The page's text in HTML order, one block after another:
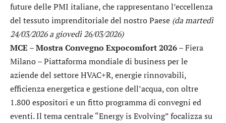
future delle PMI italiane, che rappresentano l’eccellenza
del tessuto imprenditoriale del nostro Paese (da martedì
24/03/2026 a giovedì 26/03/2026)
MCE – Mostra Convegno Expocomfort 2026– Fiera
Milano – Piattaforma mondiale di business per le
aziende del settore HVAC+R, energie rinnovabili,
efficienza energetica e gestione dell’acqua, con oltre
1.800 espositori e un fitto programma di convegni ed
eventi. Il tema centrale “Energy is Evolving” focalizza su